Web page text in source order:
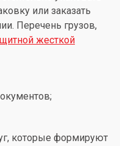
или заказать
Перечень грузов,
жесткой
которые формируют